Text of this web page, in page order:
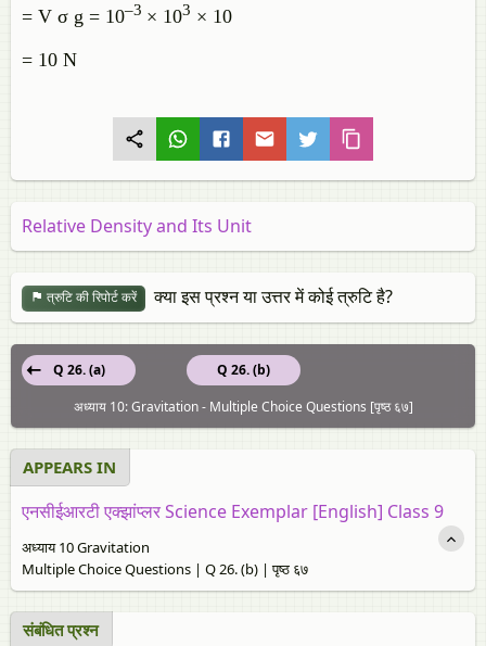
= V σ g = 10–3 × 103 × 10
= 10 N
Relative Density and Its Unit
त्रुटि की रिपोर्ट करें क्या इस प्रश्न या उत्तर में कोई त्रुटि है?
Q 26. (b)
Q 26. (a)
अध्याय 10: Gravitation - Multiple Choice Questions [पृष्ठ ६७]
APPEARS IN
एनसीईआरटी एक्झांप्लर Science Exemplar [English] Class 9
अध्याय 10 Gravitation
Multiple Choice Questions | Q 26. (b) | पृष्ठ ६७
संबंधित प्रश्न